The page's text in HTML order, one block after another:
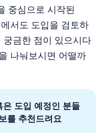
중심으로 시작된
서도 도입을 검토하
궁금한 점이 있으시다
나눠보시면 어떨까
도입 예정인 분들
를 추천드려요